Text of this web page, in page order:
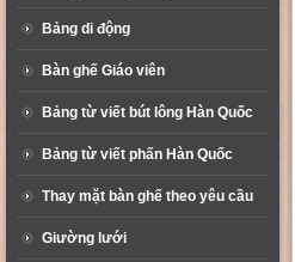
Bảng di động
Bàn ghế Giáo viên
Bảng từ viết bút lông Hàn Quốc
Bảng từ viết phấn Hàn Quốc
Thay mặt bàn ghế theo yêu cầu
Giường lưới